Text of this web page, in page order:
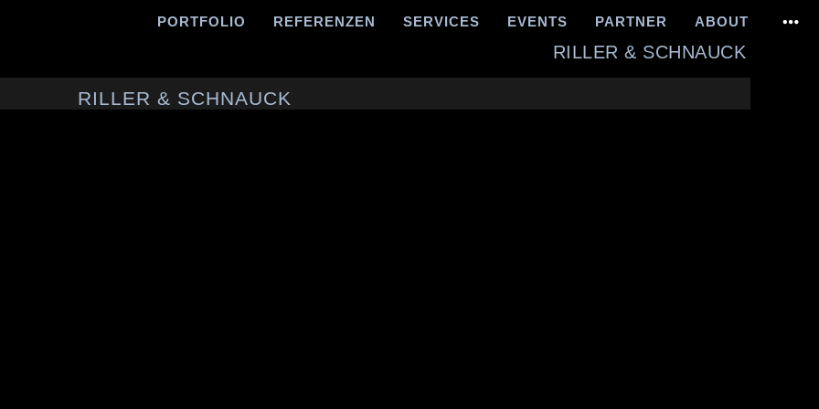
RILLER & SCHNAUCK
PORTFOLIO REFERENZEN SERVICES EVENTS PARTNER ABOUT
RILLER & SCHNAUCK